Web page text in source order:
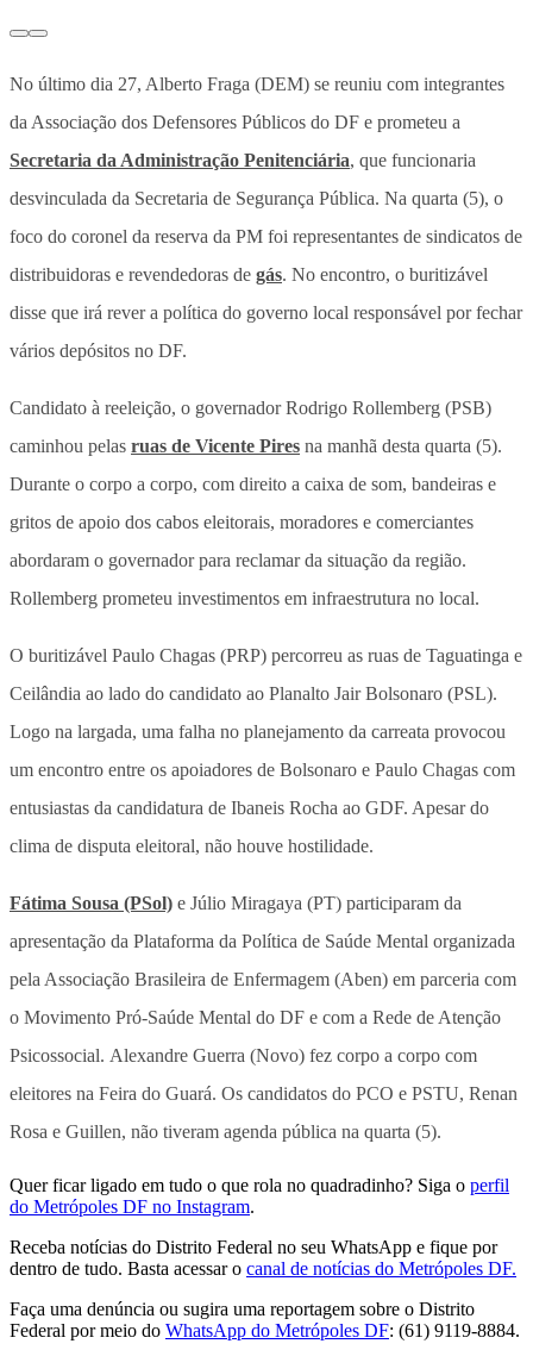
No último dia 27, Alberto Fraga (DEM) se reuniu com integrantes
da Associação dos Defensores Públicos do DF e prometeu a
Secretaria da Administração Penitenciária, que funcionaria
desvinculada da Secretaria de Segurança Pública. Na quarta (5), o
foco do coronel da reserva da PM foi representantes de sindicatos de
distribuidoras e revendedoras de gás. No encontro, o buritizável
disse que irá rever a política do governo local responsável por fechar
vários depósitos no DF.
Candidato à reeleição, o governador Rodrigo Rollemberg (PSB)
caminhou pelas ruas de Vicente Pires na manhã desta quarta (5).
Durante o corpo a corpo, com direito a caixa de som, bandeiras e
gritos de apoio dos cabos eleitorais, moradores e comerciantes
abordaram o governador para reclamar da situação da região.
Rollemberg prometeu investimentos em infraestrutura no local.
O buritizável Paulo Chagas (PRP) percorreu as ruas de Taguatinga e
Ceilândia ao lado do candidato ao Planalto Jair Bolsonaro (PSL).
Logo na largada, uma falha no planejamento da carreata provocou
um encontro entre os apoiadores de Bolsonaro e Paulo Chagas com
entusiastas da candidatura de Ibaneis Rocha ao GDF. Apesar do
clima de disputa eleitoral, não houve hostilidade.
Fátima Sousa (PSol) e Júlio Miragaya (PT) participaram da
apresentação da Plataforma da Política de Saúde Mental organizada
pela Associação Brasileira de Enfermagem (Aben) em parceria com
o Movimento Pró-Saúde Mental do DF e com a Rede de Atenção
Psicossocial. Alexandre Guerra (Novo) fez corpo a corpo com
eleitores na Feira do Guará. Os candidatos do PCO e PSTU, Renan
Rosa e Guillen, não tiveram agenda pública na quarta (5).
Quer ficar ligado em tudo o que rola no quadradinho? Siga o perfil
do Metrópoles DF no Instagram.
Receba notícias do Distrito Federal no seu WhatsApp e fique por
dentro de tudo. Basta acessar o canal de notícias do Metrópoles DF.
Faça uma denúncia ou sugira uma reportagem sobre o Distrito
Federal por meio do WhatsApp do Metrópoles DF: (61) 9119-8884.